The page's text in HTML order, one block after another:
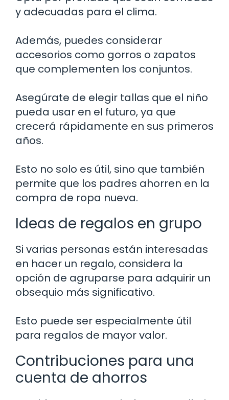
y adecuadas para el clima.
Además, puedes considerar
accesorios como gorros o zapatos
que complementen los conjuntos.
Asegúrate de elegir tallas que el niño
pueda usar en el futuro, ya que
crecerá rápidamente en sus primeros
años.
Esto no solo es útil, sino que también
permite que los padres ahorren en la
compra de ropa nueva.
Ideas de regalos en grupo
Si varias personas están interesadas
en hacer un regalo, considera la
opción de agruparse para adquirir un
obsequio más significativo.
Esto puede ser especialmente útil
para regalos de mayor valor.
Contribuciones para una
cuenta de ahorros